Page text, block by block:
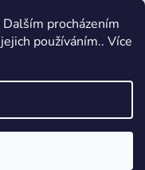
procházením
používáním.. Více
práva vyhrazena.